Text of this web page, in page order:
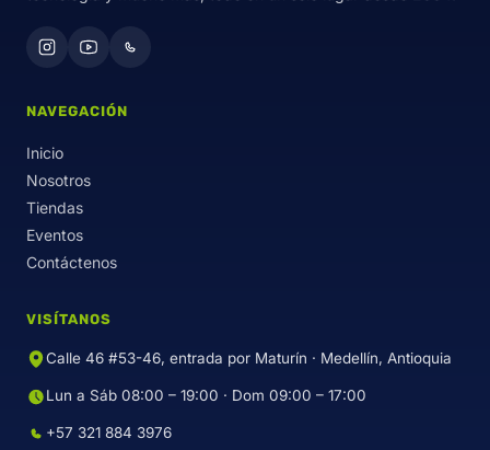
NAVEGACIÓN
Inicio
Nosotros
Tiendas
Eventos
Contáctenos
VISÍTANOS
Calle 46 #53-46, entrada por Maturín · Medellín, Antioquia
Lun a Sáb 08:00 – 19:00 · Dom 09:00 – 17:00
+57 321 884 3976